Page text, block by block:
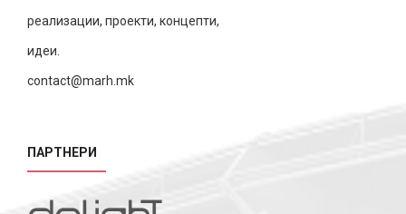
реализации, проекти, концепти,
идеи.
contact@marh.mk
ПАРТНЕРИ